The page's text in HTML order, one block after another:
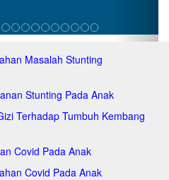
Masalah Stunting
Stunting Pada Anak
Terhadap Tumbuh Kembang
Covid Pada Anak
Covid Pada Anak